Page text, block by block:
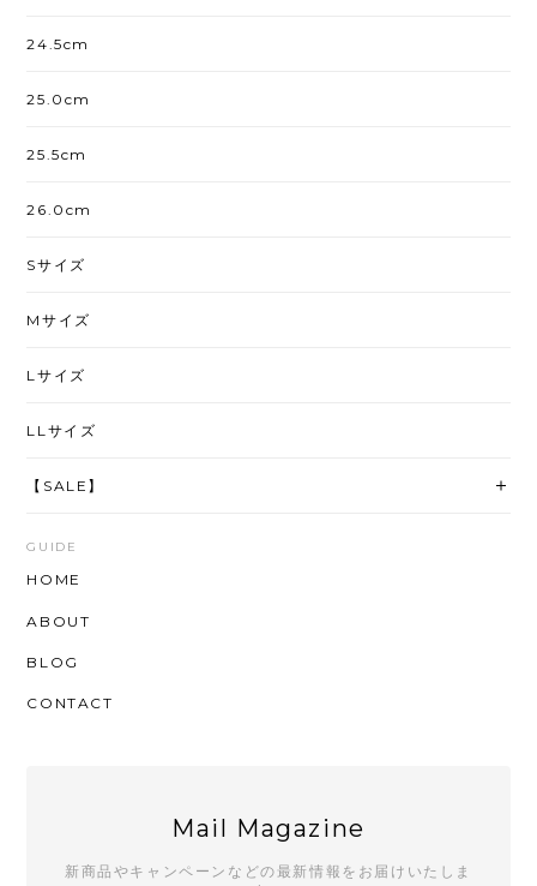
24.5cm
25.0cm
25.5cm
26.0cm
Sサイズ
Mサイズ
Lサイズ
LLサイズ
【SALE】
GUIDE
HOME
ABOUT
BLOG
CONTACT
Mail Magazine
新商品やキャンペーンなどの最新情報をお届けいたしま